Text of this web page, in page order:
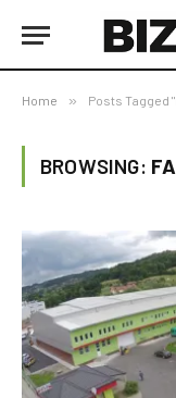
Home » Posts Tagged
BROWSING: